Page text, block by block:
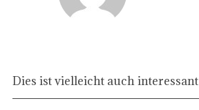
Dies ist vielleicht auch interessant